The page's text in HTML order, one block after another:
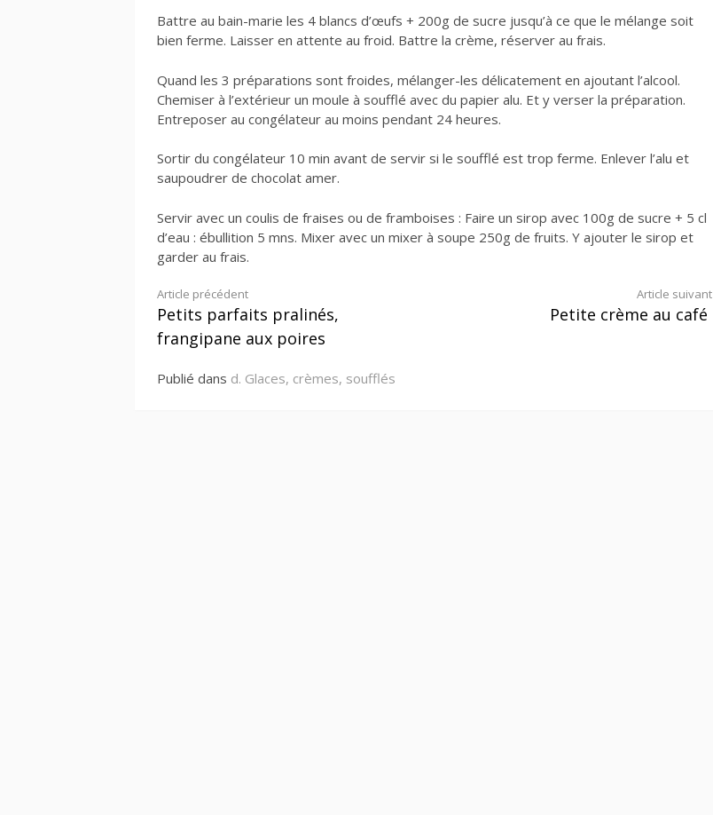
Battre au bain-marie les 4 blancs d’œufs + 200g de sucre jusqu’à ce que le mélange soit
bien ferme. Laisser en attente au froid. Battre la crème, réserver au frais.
Quand les 3 préparations sont froides, mélanger-les délicatement en ajoutant l’alcool.
Chemiser à l’extérieur un moule à soufflé avec du papier alu. Et y verser la préparation.
Entreposer au congélateur au moins pendant 24 heures.
Sortir du congélateur 10 min avant de servir si le soufflé est trop ferme. Enlever l’alu et
saupoudrer de chocolat amer.
Servir avec un coulis de fraises ou de framboises : Faire un sirop avec 100g de sucre + 5 cl
d’eau : ébullition 5 mns. Mixer avec un mixer à soupe 250g de fruits. Y ajouter le sirop et
garder au frais.
Lire
la
Article précédent
Petits parfaits pralinés,
frangipane aux poires
Article suivant
Petite crème au café
Publié dans d. Glaces, crèmes, soufflés